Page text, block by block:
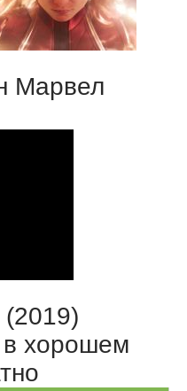
Марвел
в хорошем